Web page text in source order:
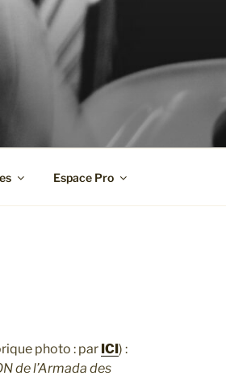
Espace Pro
photo : par ICI) :
de l’Armada des